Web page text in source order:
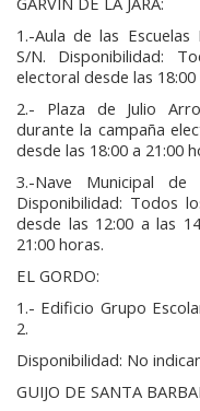
1.-Aula de las
S/N. Disponibilidad:
electoral desde las
2.- Plaza de Julio
durante la campaña
desde las 18:00 a 21:00
3.-Nave Municipal
Disponibilidad: Todos
desde las 12:00 a las
21:00 horas.
EL GORDO:
1.- Edificio Grupo
2.
Disponibilidad: No
GUIJO DE SANTA